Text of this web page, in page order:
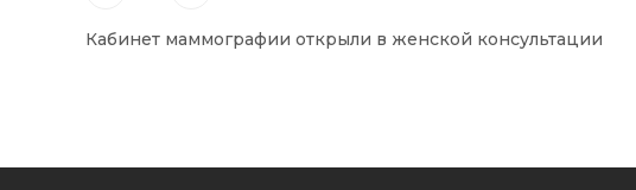
Кабинет маммографии открыли в женской консультации